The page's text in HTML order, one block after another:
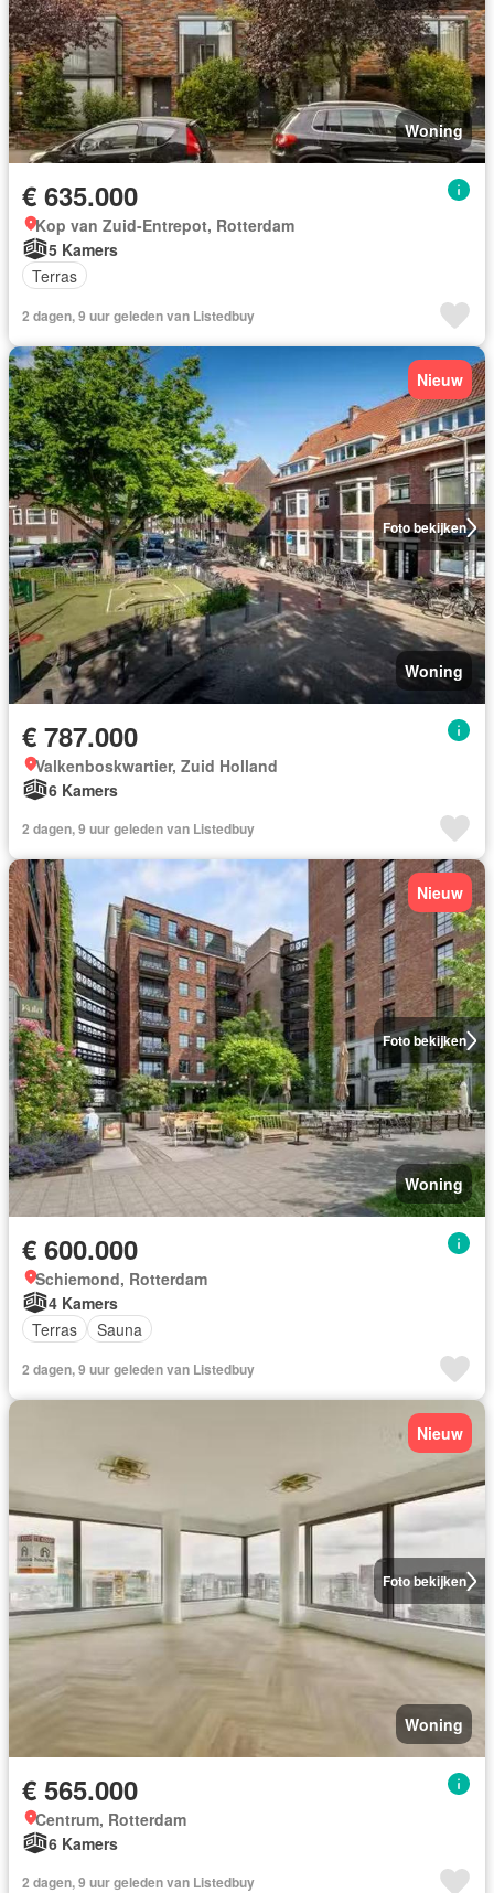
Woning
€ 635.000
Kop van Zuid-Entrepot, Rotterdam
5 Kamers
Terras
2 dagen, 9 uur geleden van Listedbuy
Foto bekijken
Nieuw
Woning
€ 787.000
Valkenboskwartier, Zuid Holland
6 Kamers
2 dagen, 9 uur geleden van Listedbuy
Foto bekijken
Nieuw
Woning
€ 600.000
Schiemond, Rotterdam
4 Kamers
Terras
Sauna
2 dagen, 9 uur geleden van Listedbuy
Foto bekijken
Nieuw
Woning
€ 565.000
Centrum, Rotterdam
6 Kamers
2 dagen, 9 uur geleden van Listedbuy